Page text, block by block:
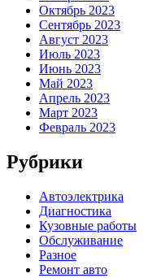
Октябрь 2023
Сентябрь 2023
Август 2023
Июль 2023
Июнь 2023
Май 2023
Апрель 2023
Март 2023
Февраль 2023
Рубрики
Автоэлектрика
Диагностика
Кузовные работы
Обслуживание
Разное
Ремонт авто